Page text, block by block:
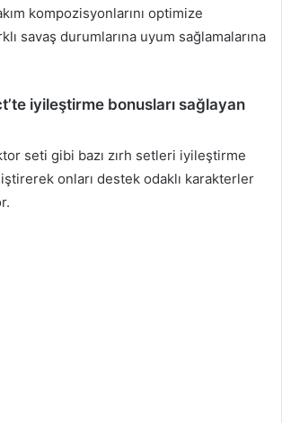
kompozisyonlarını optimize
savaş durumlarına uyum sağlamalarına
iyileştirme bonusları sağlayan
seti gibi bazı zırh setleri iyileştirme
onları destek odaklı karakterler